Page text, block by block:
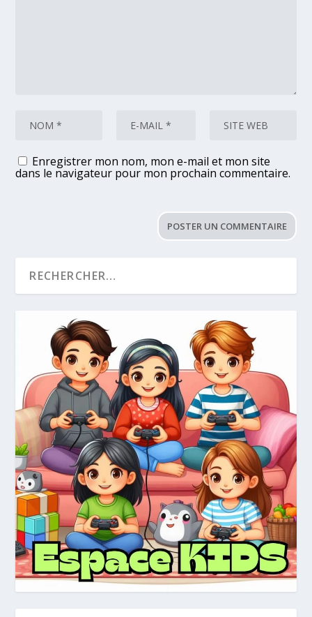
Enregistrer mon nom, mon e-mail et mon site
dans le navigateur pour mon prochain commentaire.